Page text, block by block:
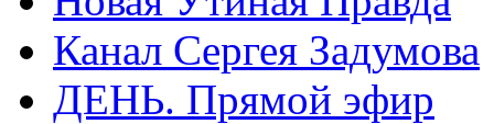
Канал Сергея Задумова
ДЕНЬ. Прямой эфир